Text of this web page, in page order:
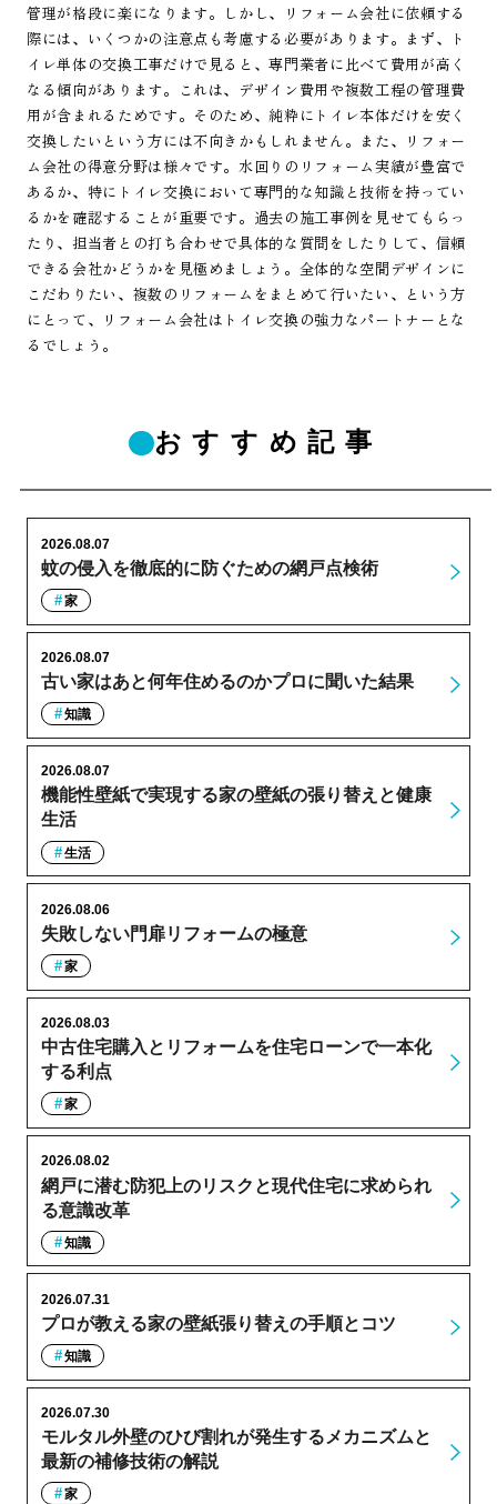
管理が格段に楽になります。しかし、リフォーム会社に依頼する
際には、いくつかの注意点も考慮する必要があります。まず、ト
イレ単体の交換工事だけで見ると、専門業者に比べて費用が高く
なる傾向があります。これは、デザイン費用や複数工程の管理費
用が含まれるためです。そのため、純粋にトイレ本体だけを安く
交換したいという方には不向きかもしれません。また、リフォー
ム会社の得意分野は様々です。水回りのリフォーム実績が豊富で
あるか、特にトイレ交換において専門的な知識と技術を持ってい
るかを確認することが重要です。過去の施工事例を見せてもらっ
たり、担当者との打ち合わせで具体的な質問をしたりして、信頼
できる会社かどうかを見極めましょう。全体的な空間デザインに
こだわりたい、複数のリフォームをまとめて行いたい、という方
にとって、リフォーム会社はトイレ交換の強力なパートナーとな
るでしょう。
おすすめ記事
蚊の侵入を徹底的に防ぐための網戸点検術
2026.08.07
家
古い家はあと何年住めるのかプロに聞いた結果
2026.08.07
知識
機能性壁紙で実現する家の壁紙の張り替えと健康
生活
2026.08.07
生活
失敗しない門扉リフォームの極意
2026.08.06
家
中古住宅購入とリフォームを住宅ローンで一本化
する利点
2026.08.03
家
網戸に潜む防犯上のリスクと現代住宅に求められ
る意識改革
2026.08.02
知識
プロが教える家の壁紙張り替えの手順とコツ
2026.07.31
知識
モルタル外壁のひび割れが発生するメカニズムと
最新の補修技術の解説
2026.07.30
家